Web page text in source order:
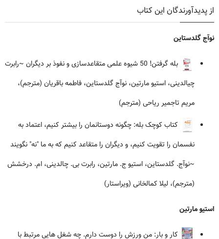
از پدیدآورندگان این کتاب
نوآج گلدستاین
بله گرفتن! 50 شیوه علمی متقاعدسازی و نفوذ بر دیگران
~رابرت
چیالدینی، استیو مارتین، نوآج گلدستاین، فاطمه باقریان (مترجم)،
مریم تاجمیر ریاحی (مترجم)
کتاب کوچک بله: چگونه دوستانمان را بیشتر کنیم، اعتماد به
نفسمان را تقویت کنیم، و دیگران را متقاعد کنیم که به ما "نه" نگویند
~نوآج. گلدستاین، استیو ج. مارتین، رابرت بی. چالدینی، ام. درخشش
(مترجم)، لیلا کمالخانی (ویراستار)
استیو مارتین
کار و بار: من ورزش را دوست دارم. چه شغل هایی مرتبط با